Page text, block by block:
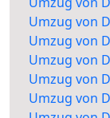
Umzug von
Umzug von
Umzug von
Umzug von
Umzug von